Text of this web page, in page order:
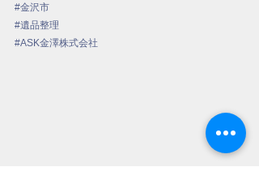
#金沢市
#遺品整理
#ASK金澤株式会社